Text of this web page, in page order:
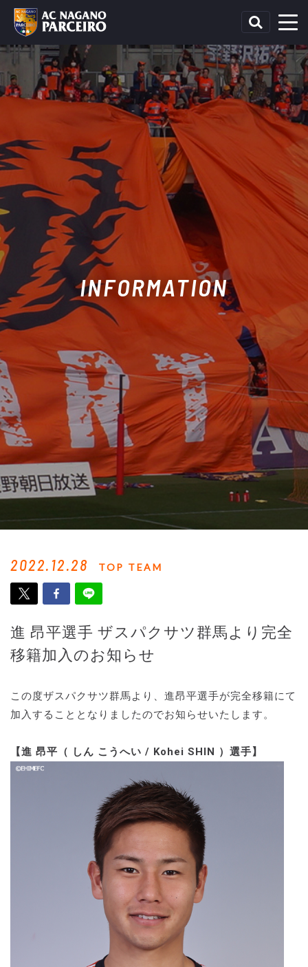
INFORMATION
2022.12.28 TOP TEAM
進 昂平選手 ザスパクサツ群馬より完全
移籍加入のお知らせ
この度ザスパクサツ群馬より、進昂平選手が完全移籍にて
加入することとなりましたのでお知らせいたします。
【進 昂平（ しん こうへい / Kohei SHIN ）選手】